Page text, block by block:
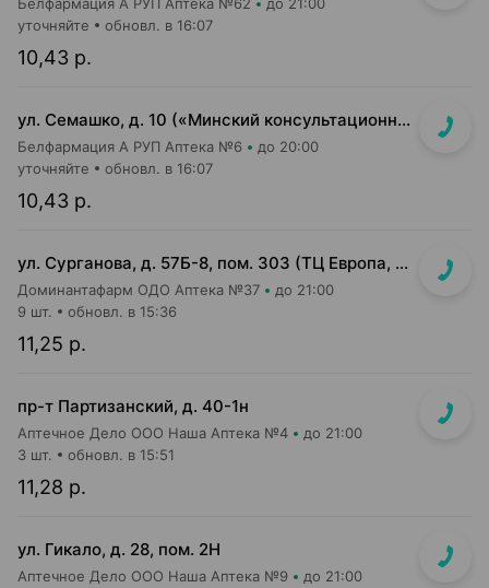
10,43 р.
уточняйте обновл. в 16:07
ул. Семашко, д. 10 («Минский консультационно-диагностический центр»)
Белфармация А РУП Аптека №6 до 20:00
10,43 р.
уточняйте обновл. в 16:07
ул. Сурганова, д. 57Б-8, пом. 303 (ТЦ Европа, 3 этаж)
Доминантафарм ОДО Аптека №37 до 21:00
11,25 р.
9 шт. обновл. в 15:36
пр-т Партизанский, д. 40-1н
Аптечное Дело ООО Наша Аптека №4 до 21:00
11,28 р.
3 шт. обновл. в 15:51
ул. Гикало, д. 28, пом. 2Н
Аптечное Дело ООО Наша Аптека №9 до 21:00